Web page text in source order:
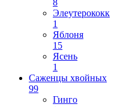
8
Элеутерококк
1
Яблоня
15
Ясень
1
Саженцы хвойных
99
Гинго